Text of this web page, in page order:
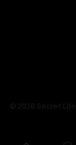
© 2026 Secret Life.